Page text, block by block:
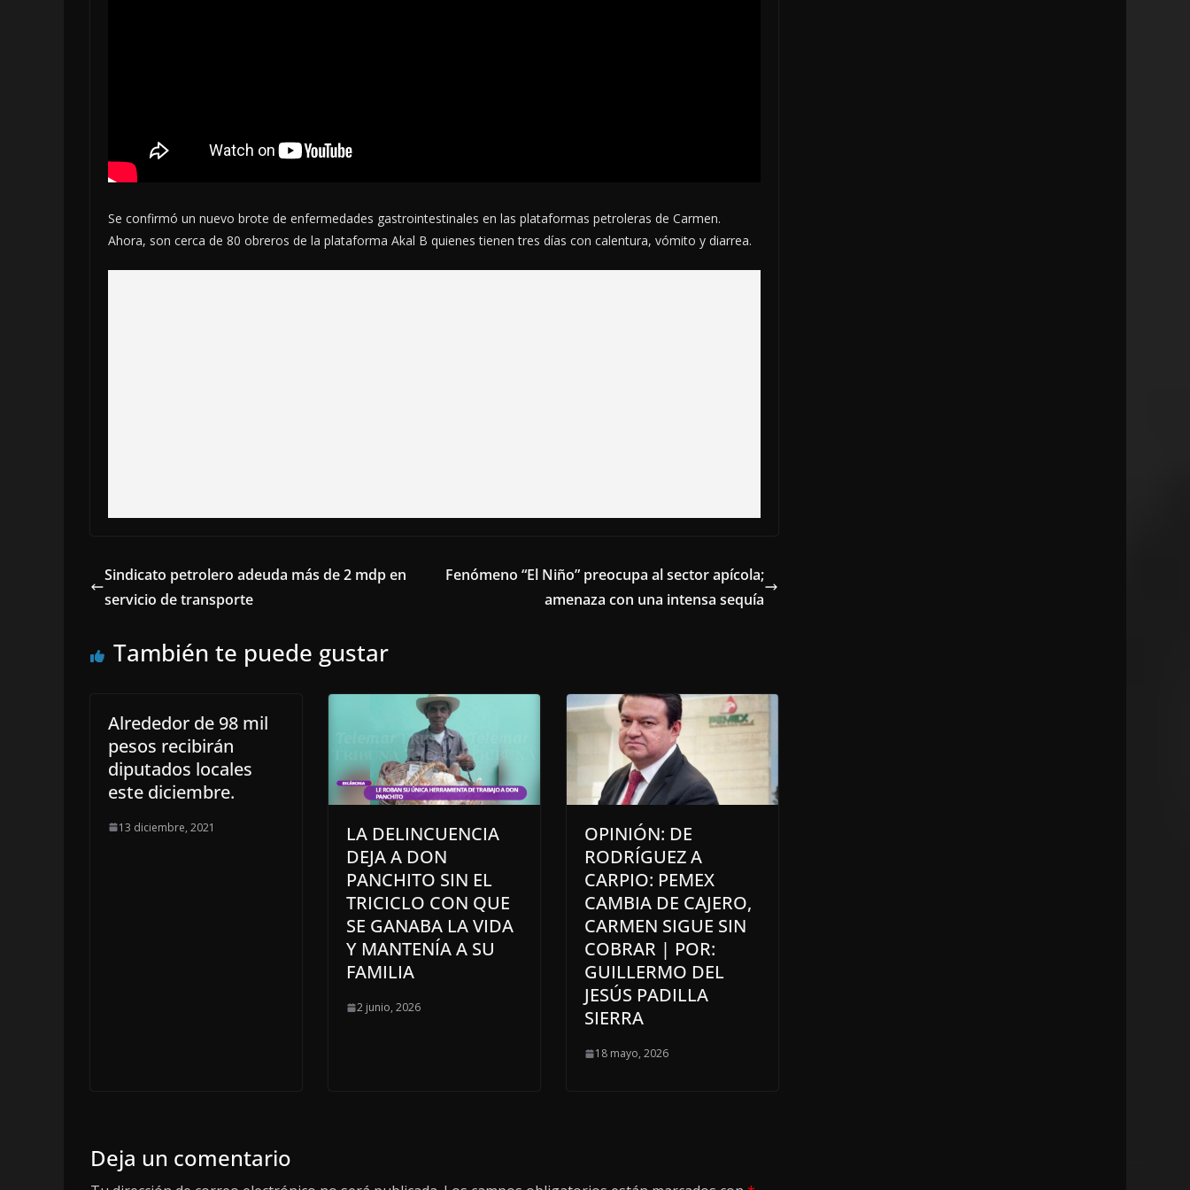
Se confirmó un nuevo brote de enfermedades gastrointestinales en las plataformas petroleras de Carmen.
Ahora, son cerca de 80 obreros de la plataforma Akal B quienes tienen tres días con calentura, vómito y diarrea.
Sindicato petrolero adeuda más de 2 mdp en
servicio de transporte
Fenómeno “El Niño” preocupa al sector apícola;
amenaza con una intensa sequía
También te puede gustar
Alrededor de 98 mil
pesos recibirán
diputados locales
este diciembre.
13 diciembre, 2021
LA DELINCUENCIA
DEJA A DON
PANCHITO SIN EL
TRICICLO CON QUE
SE GANABA LA VIDA
Y MANTENÍA A SU
FAMILIA
2 junio, 2026
OPINIÓN: DE
RODRÍGUEZ A
CARPIO: PEMEX
CAMBIA DE CAJERO,
CARMEN SIGUE SIN
COBRAR | POR:
GUILLERMO DEL
JESÚS PADILLA
SIERRA
18 mayo, 2026
Deja un comentario